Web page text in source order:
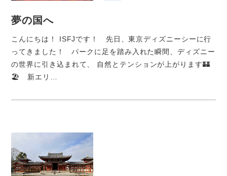
夢の国へ
こんにちは！ ISFJです！ 先日、東京ディズニーシーに行
ってきました！ パークに足を踏み入れた瞬間、ディズニー
の世界に引き込まれて、 自然とテンションが上がります🏰
🏖️ 新エリ…